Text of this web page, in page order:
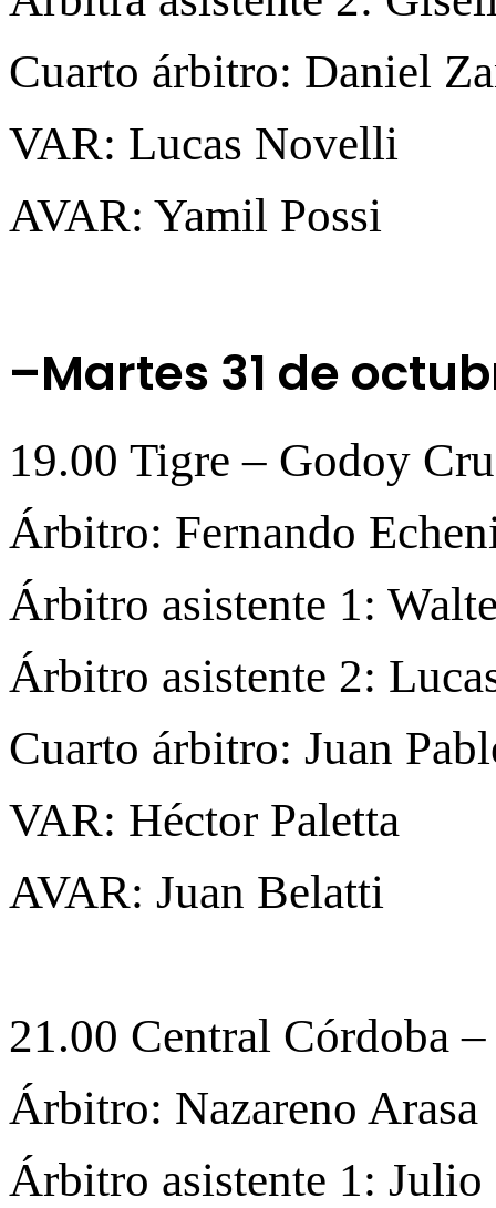
Cuarto árbitro: Daniel
VAR: Lucas Novelli
AVAR: Yamil Possi
–Martes 31 de
19.00 Tigre – Godoy
Árbitro: Fernando
Árbitro asistente 1:
Árbitro asistente 2:
Cuarto árbitro: Juan
VAR: Héctor Paletta
AVAR: Juan Belatti
21.00 Central Córdoba
Árbitro: Nazareno Arasa
Árbitro asistente 1: Julio